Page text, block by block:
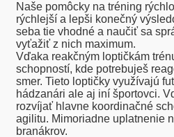
Naše pomôcky na tréning
rýchlejší a lepši konečný
seba tie vhodné a naučiť sa
vyťažiť z nich maximum.
Vďaka reakčným loptičkám
schopností, kde potrebuješ
smer. Tieto loptičky využívajú
hádzanári ale aj iní športovci.
rozvíjať hlavne koordinačné
agilitu. Mimoriadne uplatnenie
branákrov.